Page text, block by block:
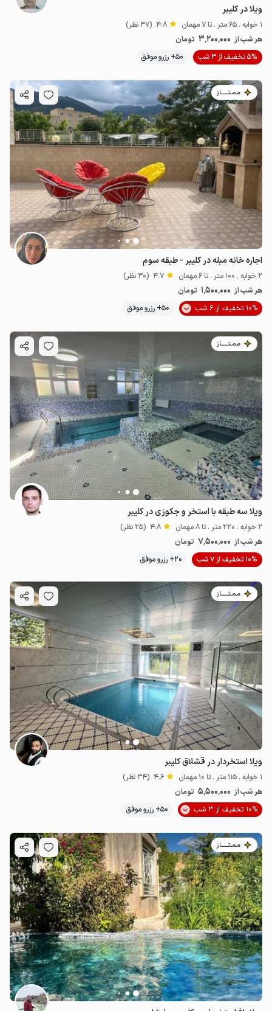
ویلا در کلیبر
1 خوابه . 65 متر . تا 7 مهمان 4.8 (37 نظر)
هر شب از 3٬200٬000 تومان
5% تخفیف از 3 شب
50+ رزرو موفق
مـمـتــــــاز
اجاره خانه مبله در کلیبر - طبقه سوم
2 خوابه . 100 متر . تا 6 مهمان 4.7 (30 نظر)
هر شب از 1٬500٬000 تومان
10% تخفیف از 6 شب
50+ رزرو موفق
مـمـتــــــاز
ویلا سه طبقه با استخر و جکوزی در کلیبر
2 خوابه . 220 متر . تا 8 مهمان 4.8 (25 نظر)
هر شب از 7٬500٬000 تومان
10% تخفیف از 7 شب
20+ رزرو موفق
مـمـتــــــاز
ویلا استخردار در قشلاق کلیبر
1 خوابه . 115 متر . تا 10 مهمان 4.6 (34 نظر)
هر شب از 5٬500٬000 تومان
10% تخفیف از 3 شب
50+ رزرو موفق
مـمـتــــــاز